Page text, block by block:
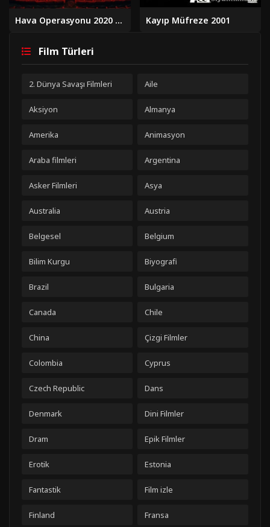
Hava Operasyonu 2020 izle Kayıp Müfreze 2001
Film Türleri
2. Dünya Savaşı Filmleri Aile
Aksiyon Almanya
Amerika Animasyon
Araba filmleri Argentina
Asker Filmleri Asya
Australia Austria
Belgesel Belgium
Bilim Kurgu Biyografi
Brazil Bulgaria
Canada Chile
China Çizgi Filmler
Colombia Cyprus
Czech Republic Dans
Denmark Dini Filmler
Dram Epik Filmler
Erotik Estonia
Fantastik Film izle
Finland Fransa